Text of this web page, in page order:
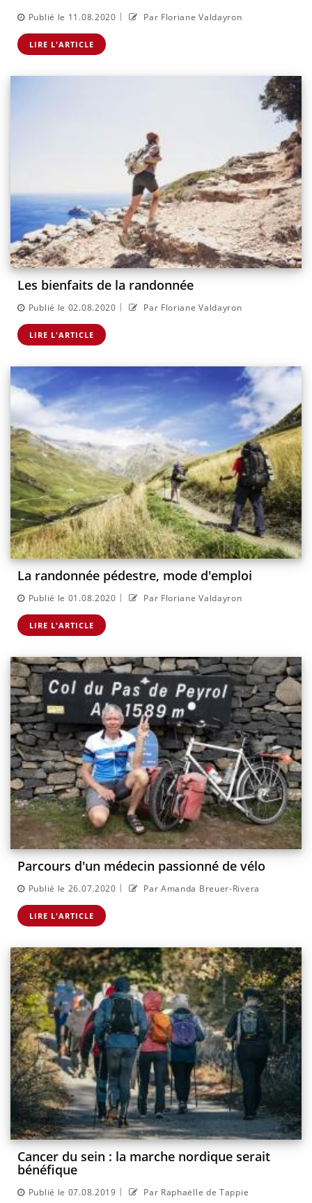
Publié le 11.08.2020 | Par Floriane Valdayron
LIRE L'ARTICLE
Les bienfaits de la randonnée
Publié le 02.08.2020 | Par Floriane Valdayron
LIRE L'ARTICLE
La randonnée pédestre, mode d'emploi
Publié le 01.08.2020 | Par Floriane Valdayron
LIRE L'ARTICLE
Parcours d'un médecin passionné de vélo
Publié le 26.07.2020 | Par Amanda Breuer-Rivera
LIRE L'ARTICLE
Cancer du sein : la marche nordique serait
bénéfique
Publié le 07.08.2019 | Par Raphaëlle de Tappie